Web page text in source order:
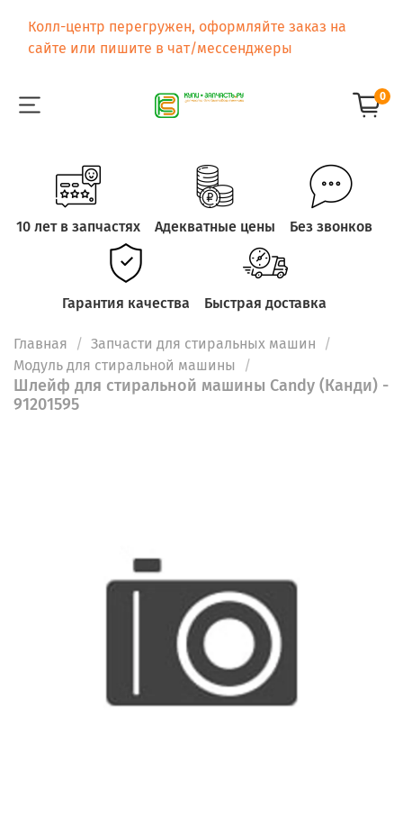
Колл-центр перегружен, оформляйте заказ на
сайте или пишите в чат/мессенджеры
0
10 лет в запчастях Адекватные цены Без звонков
Гарантия качества Быстрая доставка
Главная
Запчасти для стиральных машин
Модуль для стиральной машины
Шлейф для стиральной машины Candy (Канди) -
91201595